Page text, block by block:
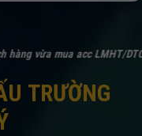
DTCL Mã số 10181Với giá
TRƯỜNG